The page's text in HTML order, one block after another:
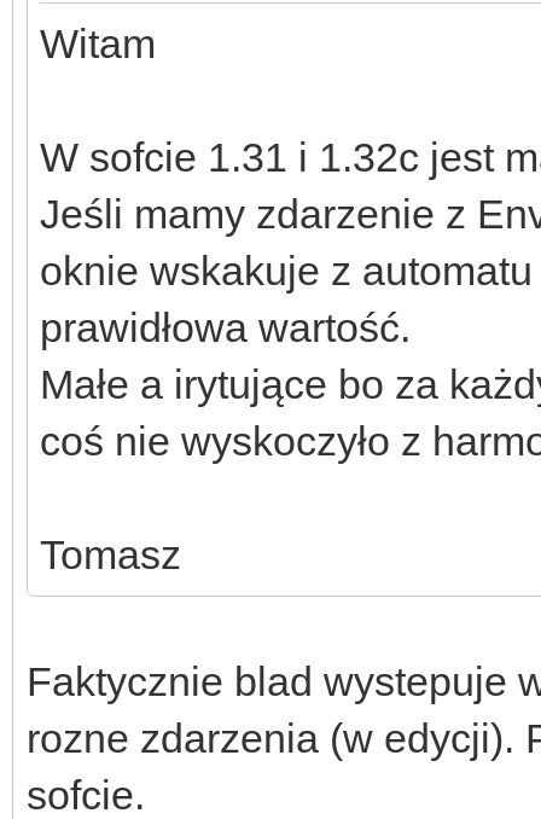
Witam
W sofcie 1.31 i 1.32c jest
Jeśli mamy zdarzenie z
oknie wskakuje z
prawidłowa wartość.
Małe a irytujące bo za
coś nie wyskoczyło z
Tomasz
Faktycznie blad wystepuje
rozne zdarzenia (w edycji).
sofcie.